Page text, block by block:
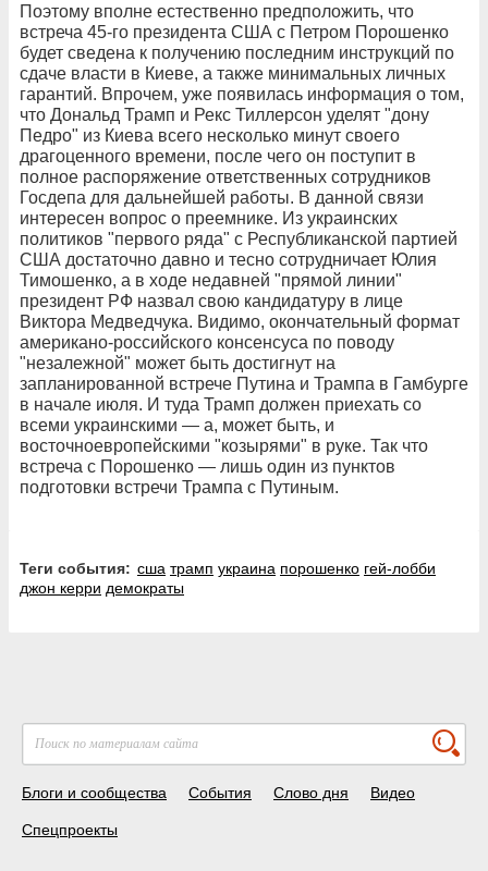
Поэтому вполне естественно предположить, что
встреча 45-го президента США с Петром Порошенко
будет сведена к получению последним инструкций по
сдаче власти в Киеве, а также минимальных личных
гарантий. Впрочем, уже появилась информация о том,
что Дональд Трамп и Рекс Тиллерсон уделят "дону
Педро" из Киева всего несколько минут своего
драгоценного времени, после чего он поступит в
полное распоряжение ответственных сотрудников
Госдепа для дальнейшей работы. В данной связи
интересен вопрос о преемнике. Из украинских
политиков "первого ряда" с Республиканской партией
США достаточно давно и тесно сотрудничает Юлия
Тимошенко, а в ходе недавней "прямой линии"
президент РФ назвал свою кандидатуру в лице
Виктора Медведчука. Видимо, окончательный формат
американо-российского консенсуса по поводу
"незалежной" может быть достигнут на
запланированной встрече Путина и Трампа в Гамбурге
в начале июля. И туда Трамп должен приехать со
всеми украинскими — а, может быть, и
восточноевропейскими "козырями" в руке. Так что
встреча с Порошенко — лишь один из пунктов
подготовки встречи Трампа с Путиным.
Теги события: сша трамп украина порошенко гей-лобби
джон керри демократы
Блоги и сообщества События Слово дня Видео
Спецпроекты